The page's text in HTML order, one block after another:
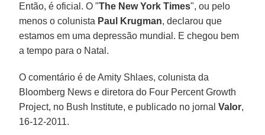
Então, é oficial. O "The New York Times", ou pelo
menos o colunista Paul Krugman, declarou que
estamos em uma depressão mundial. E chegou bem
a tempo para o Natal.
O comentário é de Amity Shlaes, colunista da
Bloomberg News e diretora do Four Percent Growth
Project, no Bush Institute, e publicado no jornalValor,
16-12-2011.